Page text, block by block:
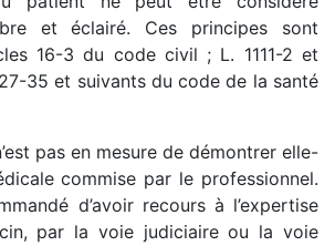
et éclairé. Ces principes sont
16-3 du code civil ; L. 1111-2 et
35 et suivants du code de la santé
pas en mesure de démontrer elle-
commise par le professionnel.
d’avoir recours à l’expertise
par la voie judiciaire ou la voie